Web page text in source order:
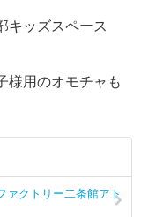
キッズスペース
様用のオモチャも
ァクトリー二条館アト